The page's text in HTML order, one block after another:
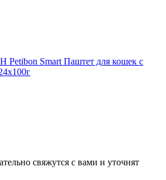
Smart Паштет для кошек с
свяжутся с вами и уточнят